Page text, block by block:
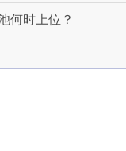
何时上位？